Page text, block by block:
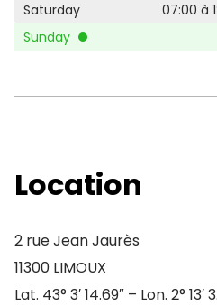
Saturday
07:00 à
Sunday
Location
2 rue Jean Jaurès
11300 LIMOUX
Lat. 43° 3′ 14.69″ – Lon. 2° 13′